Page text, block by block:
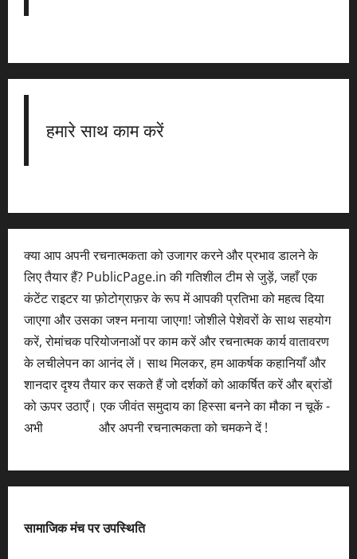
हमारे साथ काम करें
क्या आप अपनी रचनात्मकता को उजागर करने और प्रभाव डालने के
लिए तैयार हैं? PublicPage.in की गतिशील टीम से जुड़ें, जहाँ एक
कंटेंट राइटर या फ़ोटोग्राफ़र के रूप में आपकी प्रतिभा को महत्व दिया
जाएगा और उसका जश्न मनाया जाएगा! जोशीले पेशेवरों के साथ सहयोग
करें, रोमांचक परियोजनाओं पर काम करें और रचनात्मक कार्य वातावरण
के लचीलेपन का आनंद लें। साथ मिलकर, हम आकर्षक कहानियाँ और
शानदार दृश्य तैयार कर सकते हैं जो दर्शकों को आकर्षित करें और ब्रांडों
को ऊपर उठाएँ। एक जीवंत समुदाय का हिस्सा बनने का मौका न चूकें -
अभी
और अपनी रचनात्मकता को चमकने दें !
सामाजिक मंच पर उपस्थिति